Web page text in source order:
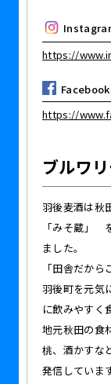
https://
Facebook
https://
ブルワ
羽後麦酒は秋
「みそ蔵」
ました。
「田舎だか
羽後町を元気
に飲みやすく
地元秋田の食
桃、酒かすな
発信しています